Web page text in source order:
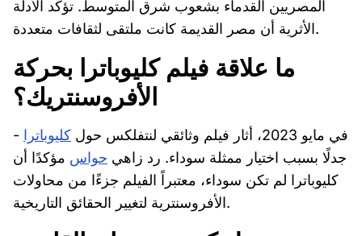
المصريين القدماء بشعوب شرق المتوسط. تؤكد الأدلة
الأثرية أن مصر القديمة كانت ملتقى لثقافات متعددة.
ما علاقة فيلم كليوباترا بحركة
الأفروسنتريك؟
- في مايو 2023، أثار فيلم وثائقي لنتفلكس حول
كليوباترا
جدلًا بسبب اختيار ممثلة سوداء. رد زاهي حواس مؤكدًا أن
كليوباترا لم تكن سوداء، معتبراً الفيلم جزءًا من محاولات
الأفروسنترية لتغيير الحقائق التاريخية.